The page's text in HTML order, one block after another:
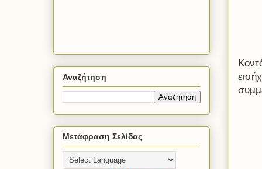
Αναζήτηση
Μετάφραση Σελίδας